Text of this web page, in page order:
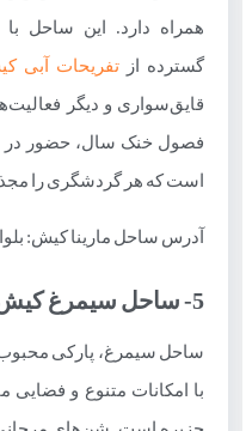
همراه دارد. این ساحل
گسترده از
تفریحات آبی
قایق‌سواری و دیگر
فصول خنک سال، حضور در
است که هر گردشگری را
آدرس ساحل مارینا کیش:
5- ساحل سیمرغ کیش
ساحل سیمرغ، پارکی
با امکانات متنوع و فضایی